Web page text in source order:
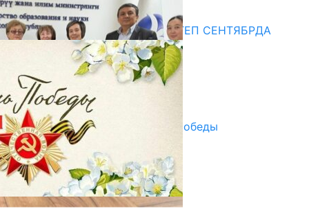
Медиа
СУЗАКТА 750 ОРУНДУУ МЕКТЕП СЕНТЯБРДА
ПАЙДАЛАНУУГА БЕРИЛЕТ
07.08.2025
Улуу Жеңиштин жандуу сөзү
29.04.2025
Награды в преддверии Дня Победы
29.04.2025